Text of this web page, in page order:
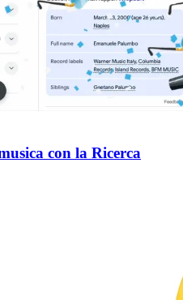
con la Ricerca